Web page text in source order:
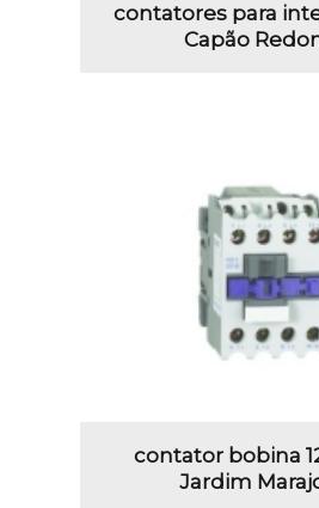
contatores para
Capão
contator bobina
Jardim